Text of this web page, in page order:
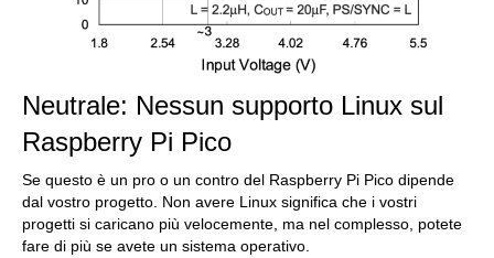
Neutrale: Nessun supporto Linux sul
Raspberry Pi Pico
Se questo è un pro o un contro del Raspberry Pi Pico dipende
dal vostro progetto. Non avere Linux significa che i vostri
progetti si caricano più velocemente, ma nel complesso, potete
fare di più se avete un sistema operativo.